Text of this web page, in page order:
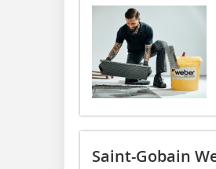
Saint-Gobain